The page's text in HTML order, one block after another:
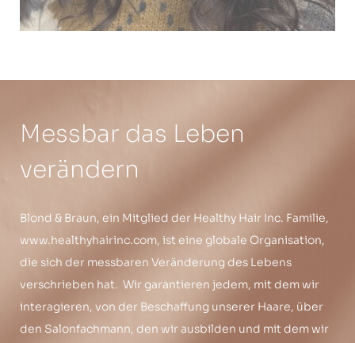
Messbar das Leben
verändern
Blond & Braun, ein Mitglied der Healthy Hair Inc. Familie,
www.healthyhairinc.com, ist eine globale Organisation,
die sich der messbaren Veränderung des Lebens
verschrieben hat. Wir garantieren jedem, mit dem wir
interagieren, von der Beschaffung unserer Haare, über
den Salonfachmann, den wir ausbilden und mit dem wir